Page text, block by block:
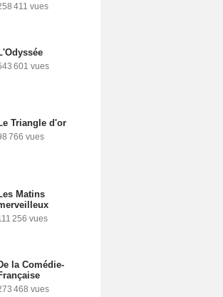
411 vues
601 vues
Triangle d'or
766 vues
Matins
256 vues
la Comédie-
468 vues